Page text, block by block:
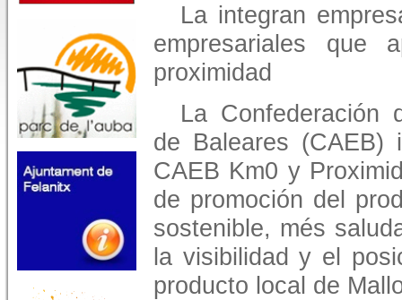
La integran
empresariales que
proximidad
La Confederación
de Baleares
CAEB Km0 y
de promoción del
sostenible, més
la visibilidad y el
producto local de